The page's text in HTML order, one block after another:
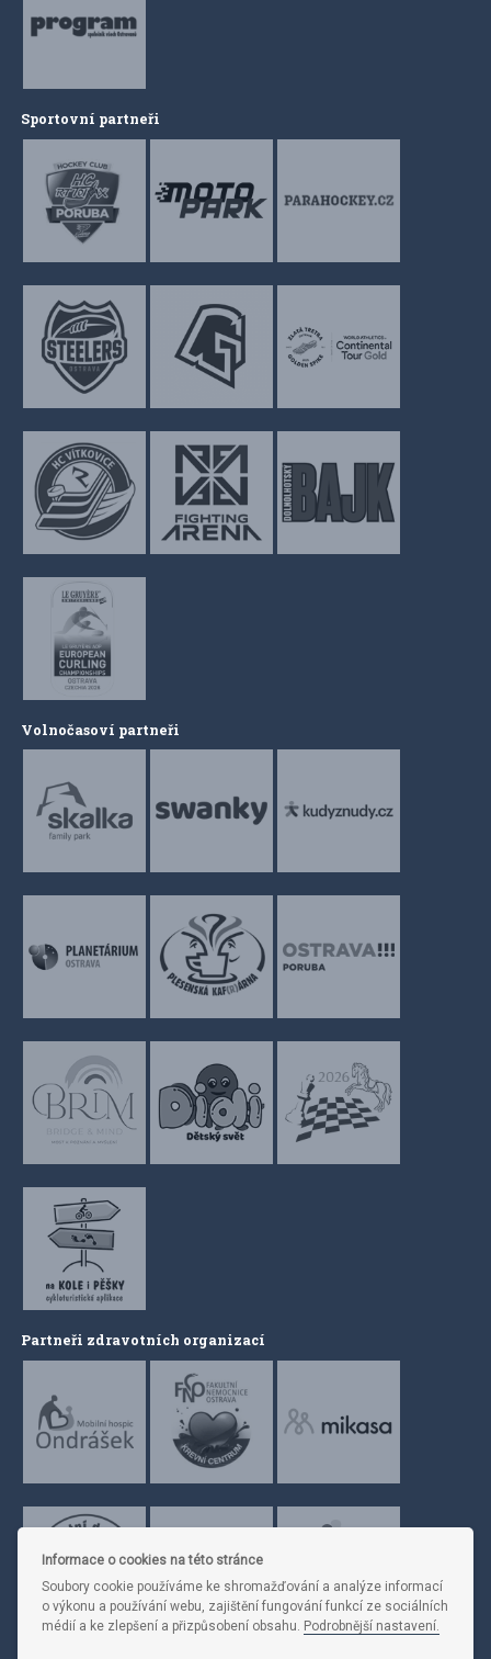
Sportovní partneři
Volnočasoví partneři
Partneři zdravotních organizací
Informace o cookies na této stránce
Soubory cookie používáme ke shromažďování a analýze informací
o výkonu a používání webu, zajištění fungování funkcí ze sociálních
médií a ke zlepšení a přizpůsobení obsahu. Podrobnější nastavení.